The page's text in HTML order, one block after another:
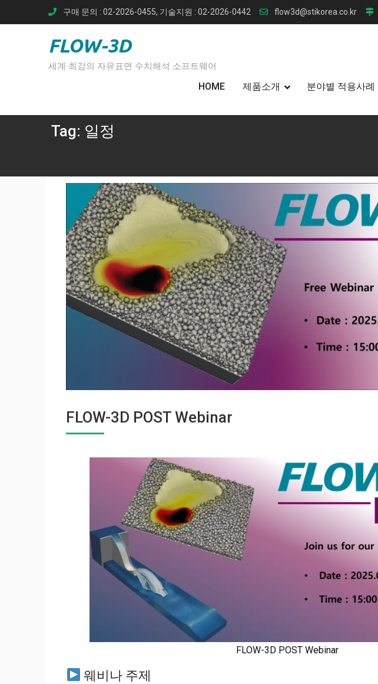
to
구매 문의 : 02-2026-0455, 기술지원 : 02-2026-0442 flow3d@stikorea.co.kr
FLOW-3D
세계 최강의 자유표면 수치해석 소프트웨어
HOME 제품소개 분야별 적용사례
Tag: 일정
FLOW-3D POST Webinar
FLOW-3D POST Webinar
웨비나 주제